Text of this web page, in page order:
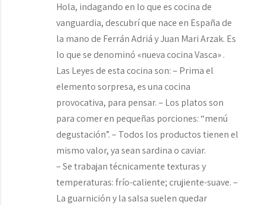
Hola, indagando en lo que es cocina de
vanguardia, descubrí que nace en España de
la mano de Ferrán Adriá y Juan Mari Arzak. Es
lo que se denominó «nueva cocina Vasca» .
Las Leyes de esta cocina son: – Prima el
elemento sorpresa, es una cocina
provocativa, para pensar. – Los platos son
para comer en pequeñas porciones: “menú
degustación”. – Todos los productos tienen el
mismo valor, ya sean sardina o caviar.
– Se trabajan técnicamente texturas y
temperaturas: frío-caliente; crujiente-suave. –
La guarnición y la salsa suelen quedar